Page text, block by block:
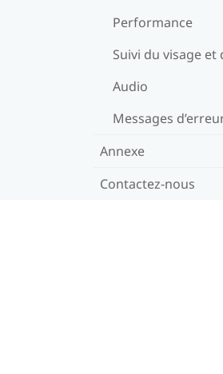
Performance
Suivi du visage et
Audio
Messages
Annexe
Contactez-nous